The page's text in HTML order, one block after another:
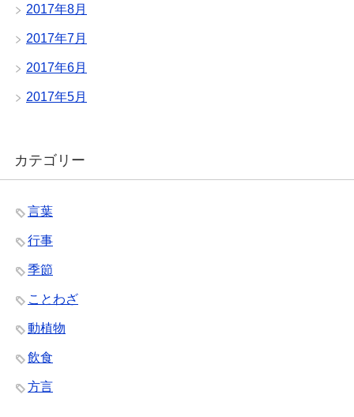
2017年8月
2017年7月
2017年6月
2017年5月
カテゴリー
言葉
行事
季節
ことわざ
動植物
飲食
方言